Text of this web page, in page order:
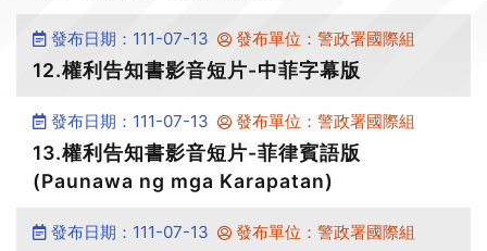
發布日期：111-07-13 發布單位：警政署國際組
12.權利告知書影音短片-中菲字幕版
發布日期：111-07-13 發布單位：警政署國際組
13.權利告知書影音短片-菲律賓語版
(Paunawa ng mga Karapatan)
發布日期：111-07-13 發布單位：警政署國際組